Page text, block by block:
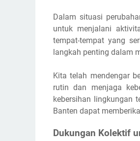
Dalam situasi
untuk menjalani
tempat-tempat yang
langkah penting dalam
Kita telah mendengar
rutin dan menjaga
kebersihan lingkungan
Banten dapat
Dukungan Kolektif